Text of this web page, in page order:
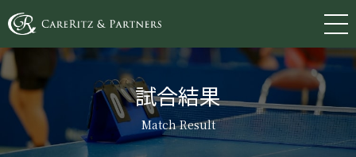
試合結果
Match Result